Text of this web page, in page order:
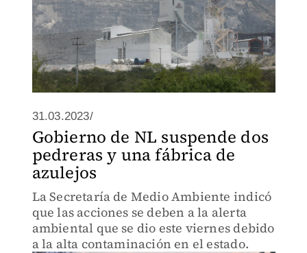
31.03.2023/
Gobierno de NL suspende dos
pedreras y una fábrica de
azulejos
La Secretaría de Medio Ambiente indicó
que las acciones se deben a la alerta
ambiental que se dio este viernes debido
a la alta contaminación en el estado.